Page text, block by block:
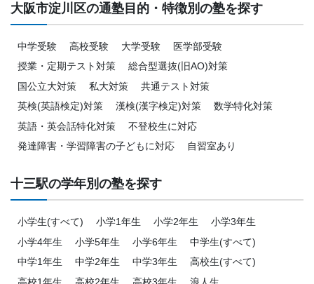
大阪市淀川区の通塾目的・特徴別の塾を探す
中学受験 高校受験 大学受験
医学部受験
授業・定期テスト対策
総合型選抜(旧AO)対策
国公立大対策
私大対策
共通テスト対策
英検(英語検定)対策
漢検(漢字検定)対策
数学特化対策
英語・英会話特化対策
不登校生に対応
発達障害・学習障害の子どもに対応
自習室あり
十三駅の学年別の塾を探す
小学生(すべて) 小学1年生 小学2年生
小学3年生
小学4年生
小学5年生 小学6年生
中学生(すべて)
中学1年生
中学2年生 中学3年生
高校生(すべて)
高校1年生
高校2年生 高校3年生 浪人生